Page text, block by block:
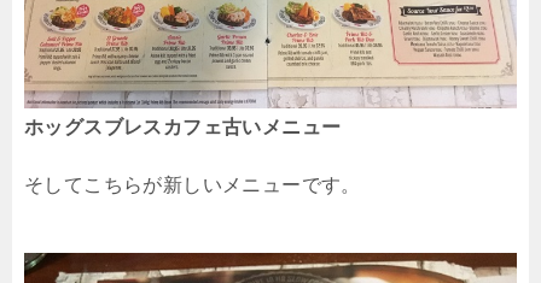
ホッグスブレスカフェ古いメニュー
そしてこちらが新しいメニューです。